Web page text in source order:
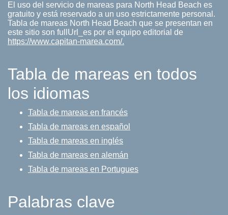
El uso del servicio de mareas para North Head Beach es
gratuito y está reservado a un uso estrictamente personal.
Tabla de mareas North Head Beach que se presentan en
este sitio son fullUrl_es por el equipo editorial de
https://www.capitan-marea.com/.
Tabla de mareas en todos
los idiomas
Tabla de mareas en francés
Tabla de mareas en español
Tabla de mareas en inglés
Tabla de mareas en alemán
Tabla de mareas en Portugues
Palabras clave